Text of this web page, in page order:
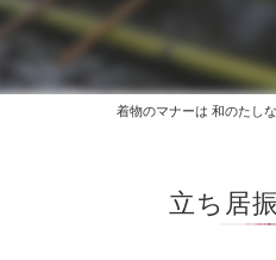
着物のマナーは 和のたし
立ち居